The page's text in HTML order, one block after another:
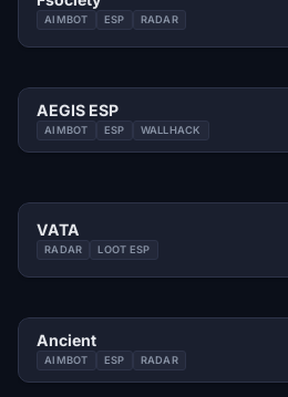
AIMBOT ESP RADAR
AEGIS ESP
AIMBOT ESP WALLHACK
VATA
RADAR LOOT ESP
Ancient
AIMBOT ESP RADAR